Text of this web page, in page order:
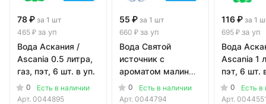
78 ₽ за 1 шт
465 ₽ за уп
Вода Аскания /
Ascania 0.5 литра,
газ, пэт, 6 шт. в уп.
0
Есть в наличии
Арт. 0044895
55 ₽ за 1 шт
660 ₽ за уп
Вода Святой
источник с
ароматом малины
и грейпфрута 0.5
литра, газ, пэт, 12
0
Есть в наличии
Арт. 0044794
116 ₽ за 1
695 ₽ за уп
Вода
Ascania 1
пэт, 6 шт.
0
Есть в
Арт.